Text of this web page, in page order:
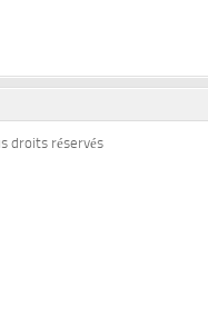
droits réservés